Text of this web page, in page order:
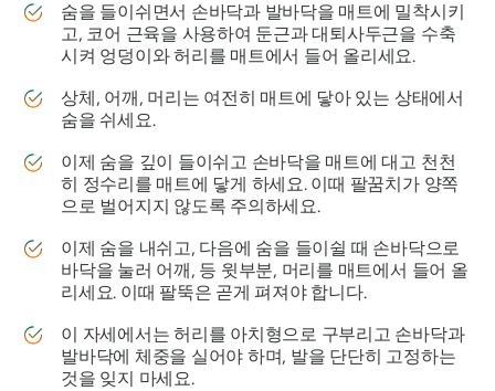
숨을 들이쉬면서 손바닥과 발바닥을 매트에 밀착시키
고, 코어 근육을 사용하여 둔근과 대퇴사두근을 수축
시켜 엉덩이와 허리를 매트에서 들어 올리세요.
상체, 어깨, 머리는 여전히 매트에 닿아 있는 상태에서
숨을 쉬세요.
이제 숨을 깊이 들이쉬고 손바닥을 매트에 대고 천천
히 정수리를 매트에 닿게 하세요. 이때 팔꿈치가 양쪽
으로 벌어지지 않도록 주의하세요.
이제 숨을 내쉬고, 다음에 숨을 들이쉴 때 손바닥으로
바닥을 눌러 어깨, 등 윗부분, 머리를 매트에서 들어 올
리세요. 이때 팔뚝은 곧게 펴져야 합니다.
이 자세에서는 허리를 아치형으로 구부리고 손바닥과
발바닥에 체중을 실어야 하며, 발을 단단히 고정하는
것을 잊지 마세요.